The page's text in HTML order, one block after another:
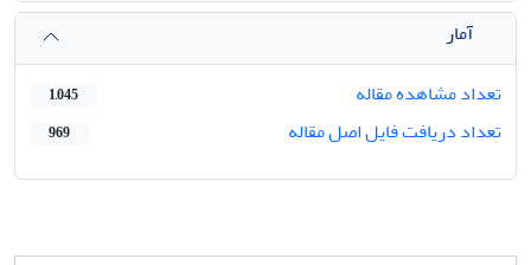
آمار
تعداد مشاهده مقاله
1,045
تعداد دریافت فایل اصل مقاله 969